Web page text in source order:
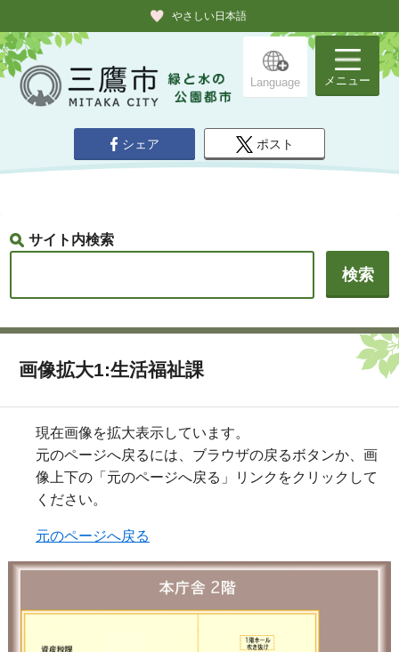
やさしい日本語
Language メニュー
シェア ポスト
サイト内検索
画像拡大1:生活福祉課
現在画像を拡大表示しています。
元のページへ戻るには、ブラウザの戻るボタンか、画
像上下の「元のページへ戻る」リンクをクリックして
ください。
元のページへ戻る